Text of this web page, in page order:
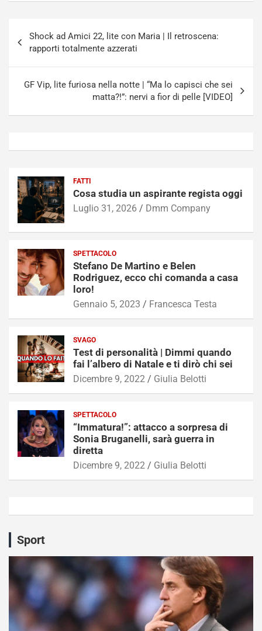
articoli
Shock ad Amici 22, lite con Maria | Il retroscena:
rapporti totalmente azzerati
GF Vip, lite furiosa nella notte | “Ma lo capisci che sei
matta?!”: nervi a fior di pelle [VIDEO]
FATTI
Cosa studia un aspirante regista oggi
Luglio 31, 2026 Dmm Company
SPETTACOLO
Stefano De Martino e Belen
Rodriguez, ecco chi comanda a casa
loro!
Gennaio 5, 2023 Francesca Testa
SVAGO
Test di personalità | Dimmi quando
fai l’albero di Natale e ti dirò chi sei
Dicembre 9, 2022 Giulia Belotti
SPETTACOLO
“Immatura!”: attacco a sorpresa di
Sonia Bruganelli, sarà guerra in
diretta
Dicembre 9, 2022 Giulia Belotti
Sport